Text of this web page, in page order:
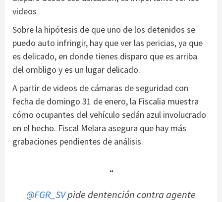
videos
Sobre la hipótesis de que uno de los detenidos se
puedo auto infringir, hay que ver las pericias, ya que
es delicado, en donde tienes disparo que es arriba
del ombligo y es un lugar delicado.
A partir de videos de cámaras de seguridad con
fecha de domingo 31 de enero, la Fiscalia muestra
cómo ocupantes del vehículo sedán azul involucrado
en el hecho. Fiscal Melara asegura que hay más
grabaciones pendientes de análisis.
@FGR_SVpide dentención contra agente